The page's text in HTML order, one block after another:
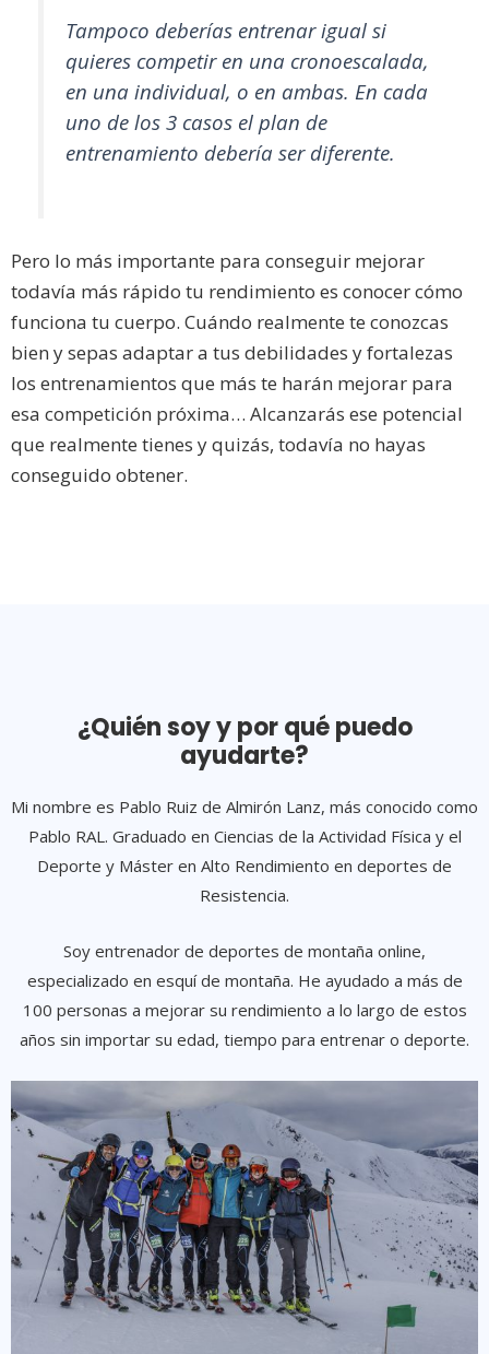
Tampoco deberías entrenar igual si
quieres competir en una cronoescalada,
en una individual, o en ambas. En cada
uno de los 3 casos el plan de
entrenamiento debería ser diferente.
Pero lo más importante para conseguir mejorar
todavía más rápido tu rendimiento es conocer cómo
funciona tu cuerpo. Cuándo realmente te conozcas
bien y sepas adaptar a tus debilidades y fortalezas
los entrenamientos que más te harán mejorar para
esa competición próxima… Alcanzarás ese potencial
que realmente tienes y quizás, todavía no hayas
conseguido obtener.
¿Quién soy y por qué puedo
ayudarte?
Mi nombre es Pablo Ruiz de Almirón Lanz, más conocido como
Pablo RAL. Graduado en Ciencias de la Actividad Física y el
Deporte y Máster en Alto Rendimiento en deportes de
Resistencia.
Soy entrenador de deportes de montaña online,
especializado en esquí de montaña. He ayudado a más de
100 personas a mejorar su rendimiento a lo largo de estos
años sin importar su edad, tiempo para entrenar o deporte.